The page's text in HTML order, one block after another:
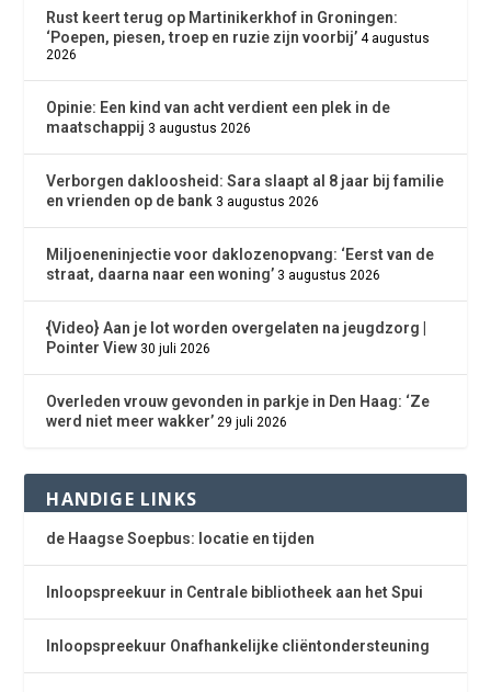
Rust keert terug op Martinikerkhof in Groningen:
‘Poepen, piesen, troep en ruzie zijn voorbij’ 4 augustus
2026
Opinie: Een kind van acht verdient een plek in de
maatschappij 3 augustus 2026
Verborgen dakloosheid: Sara slaapt al 8 jaar bij familie
en vrienden op de bank 3 augustus 2026
Miljoeneninjectie voor daklozenopvang: ‘Eerst van de
straat, daarna naar een woning’ 3 augustus 2026
{Video} Aan je lot worden overgelaten na jeugdzorg |
Pointer View 30 juli 2026
Overleden vrouw gevonden in parkje in Den Haag: ‘Ze
werd niet meer wakker’ 29 juli 2026
HANDIGE LINKS
de Haagse Soepbus: locatie en tijden
Inloopspreekuur in Centrale bibliotheek aan het Spui
Inloopspreekuur Onafhankelijke cliëntondersteuning